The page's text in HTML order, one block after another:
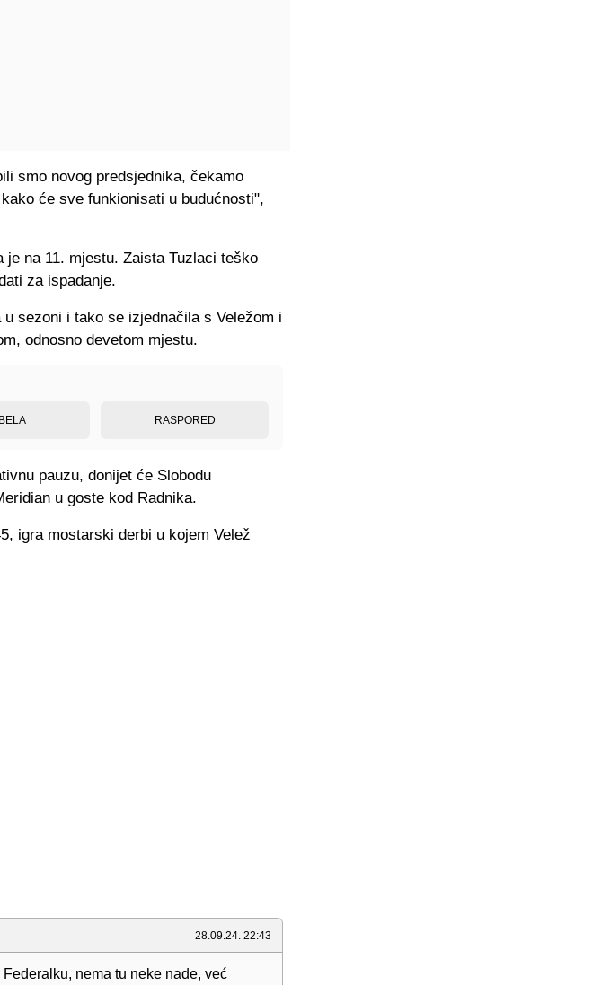
smo novog predsjednika, čekamo
će sve funkionisati u budućnosti",
je na 11. mjestu. Zaista Tuzlaci teško
za ispadanje.
sezoni i tako se izjednačila s Veležom i
odnosno devetom mjestu.
RASPORED
pauzu, donijet će Slobodu
u goste kod Radnika.
igra mostarski derbi u kojem Velež
28.09.24. 22:43
nema tu neke nade, već